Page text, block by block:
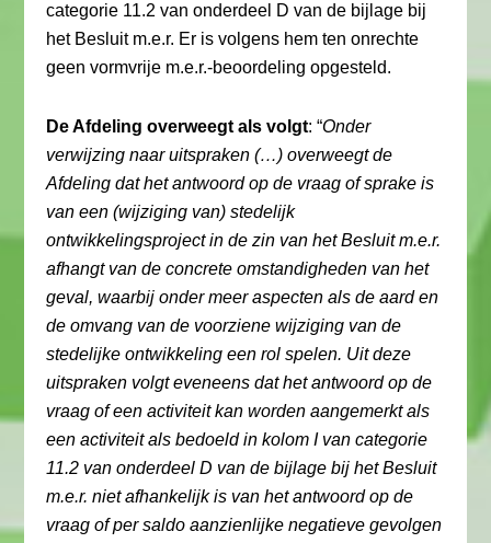
categorie 11.2 van onderdeel D van de bijlage bij
het Besluit m.e.r. Er is volgens hem ten onrechte
geen vormvrije m.e.r.-beoordeling opgesteld.
De Afdeling overweegt als volgt: “Onder
verwijzing naar uitspraken (…) overweegt de
Afdeling dat het antwoord op de vraag of sprake is
van een (wijziging van) stedelijk
ontwikkelingsproject in de zin van het Besluit m.e.r.
afhangt van de concrete omstandigheden van het
geval, waarbij onder meer aspecten als de aard en
de omvang van de voorziene wijziging van de
stedelijke ontwikkeling een rol spelen. Uit deze
uitspraken volgt eveneens dat het antwoord op de
vraag of een activiteit kan worden aangemerkt als
een activiteit als bedoeld in kolom I van categorie
11.2 van onderdeel D van de bijlage bij het Besluit
m.e.r. niet afhankelijk is van het antwoord op de
vraag of per saldo aanzienlijke negatieve gevolgen